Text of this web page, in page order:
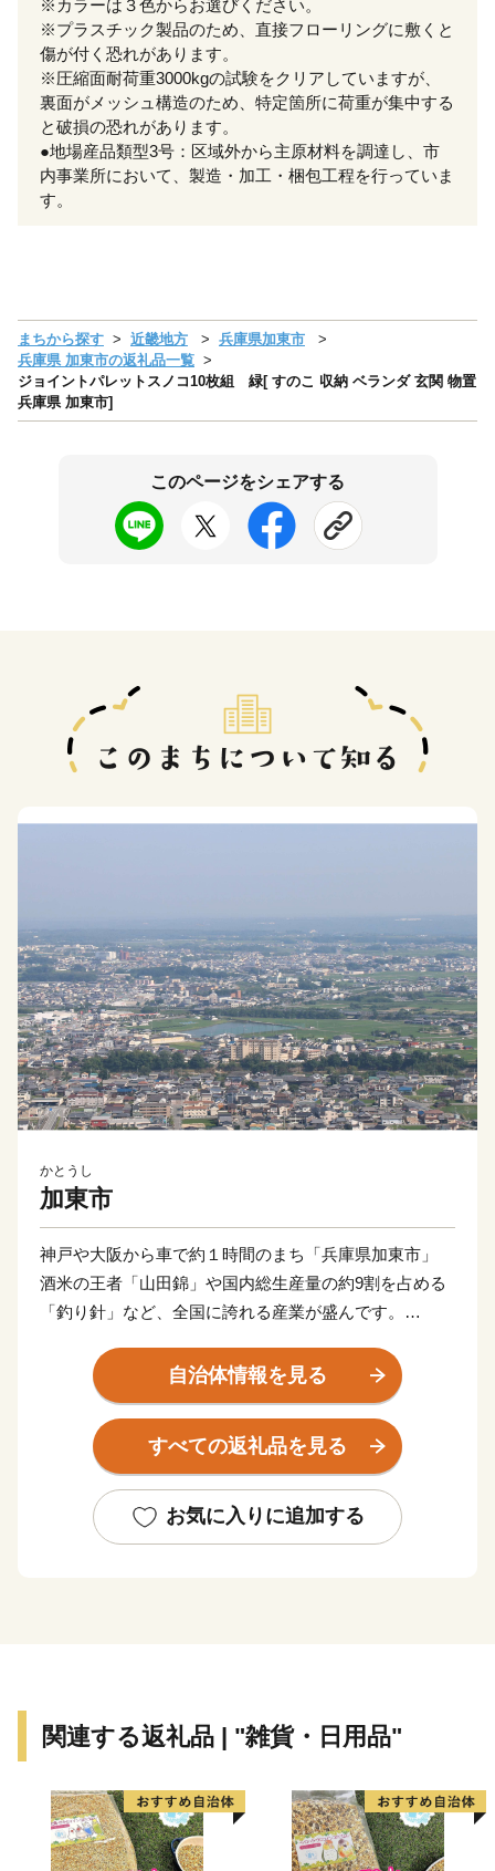
※カラーは３色からお選びください。
※プラスチック製品のため、直接フローリングに敷くと
傷が付く恐れがあります。
※圧縮面耐荷重3000kgの試験をクリアしていますが、
裏面がメッシュ構造のため、特定箇所に荷重が集中する
と破損の恐れがあります。
●地場産品類型3号：区域外から主原材料を調達し、市
内事業所において、製造・加工・梱包工程を行っていま
す。
まちから探す 近畿地方
兵庫県加東市
兵庫県 加東市の返礼品一覧
ジョイントパレットスノコ10枚組 緑[ すのこ 収納 ベランダ 玄関 物置
兵庫県 加東市]
このページをシェアする
かとうし
加東市
神戸や大阪から車で約１時間のまち「兵庫県加東市」
酒米の王者「山田錦」や国内総生産量の約9割を占める
「釣り針」など、全国に誇れる産業が盛んです。
や年額３万円を交付する『子育て世帯スマイル交付金』
など、加東市だけの嬉しい子育て支援も充実。
県下最大級の面積をもつ播磨中央公園や、加東アート館
など、親子で楽しめる施設もたくさんあり、子育て世帯
自治体情報を見る
すべての返礼品を見る
お気に入りに追加する
関連する返礼品 | "雑貨・日用品"